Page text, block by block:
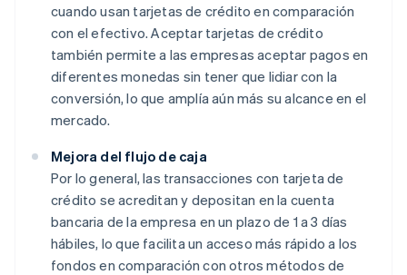
cuando usan tarjetas de crédito en comparación
con el efectivo. Aceptar tarjetas de crédito
también permite a las empresas aceptar pagos en
diferentes monedas sin tener que lidiar con la
conversión, lo que amplía aún más su alcance en el
mercado.
Mejora del flujo de caja
Por lo general, las transacciones con tarjeta de
crédito se acreditan y depositan en la cuenta
bancaria de la empresa en un plazo de 1 a 3 días
hábiles, lo que facilita un acceso más rápido a los
fondos en comparación con otros métodos de